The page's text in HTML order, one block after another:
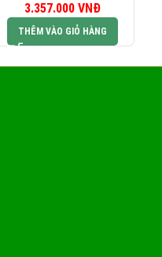
tại là:
VNĐ.
Giá gốc là:
3.730.000 VNĐ.
3.357.000 VNĐ
3.357.000
THÊM VÀO GIỎ HÀNG